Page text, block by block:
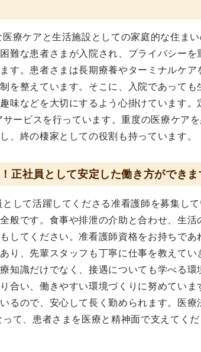
療ケアと生活施設としての家庭的な住まい
難な患者さまが入院され、プライバシーを
す。患者さまは長期療養やターミナルケア
を整えています。そこに、入院であっても
味などを大切にするよう心掛けています。
ービスを行っています。重度の医療ケア
、終の棲家としての役割も持っています。
正社員として安定した働き方ができま
して活躍してくださる准看護師を募集して
般です。食事や排泄の介助と合わせ、生活
してください。准看護師資格をお持ちであ
り、先輩スタッフも丁寧に仕事を教えてい
知識だけでなく、接遇についても学べる環
合い、働きやすい環境づくりに努めていま
るので、安心して長く勤められます。医療
て、患者さまを医療と精神面で支えてくだ